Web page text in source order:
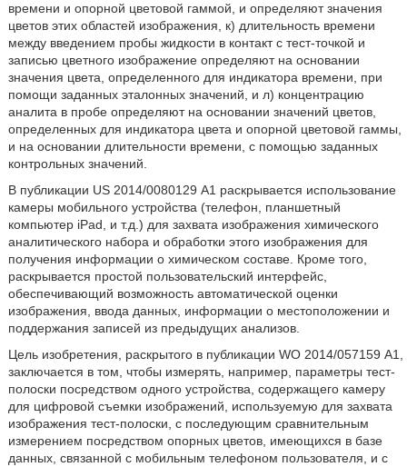
времени и опорной цветовой гаммой, и определяют значения
цветов этих областей изображения, к) длительность времени
между введением пробы жидкости в контакт с тест-точкой и
записью цветного изображение определяют на основании
значения цвета, определенного для индикатора времени, при
помощи заданных эталонных значений, и л) концентрацию
аналита в пробе определяют на основании значений цветов,
определенных для индикатора цвета и опорной цветовой гаммы,
и на основании длительности времени, с помощью заданных
контрольных значений.
В публикации US 2014/0080129 А1 раскрывается использование
камеры мобильного устройства (телефон, планшетный
компьютер iPad, и т.д.) для захвата изображения химического
аналитического набора и обработки этого изображения для
получения информации о химическом составе. Кроме того,
раскрывается простой пользовательский интерфейс,
обеспечивающий возможность автоматической оценки
изображения, ввода данных, информации о местоположении и
поддержания записей из предыдущих анализов.
Цель изобретения, раскрытого в публикации WO 2014/057159 А1,
заключается в том, чтобы измерять, например, параметры тест-
полоски посредством одного устройства, содержащего камеру
для цифровой съемки изображений, используемую для захвата
изображения тест-полоски, с последующим сравнительным
измерением посредством опорных цветов, имеющихся в базе
данных, связанной с мобильным телефоном пользователя, и с